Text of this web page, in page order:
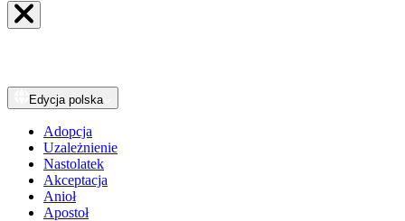
Edycja polska
Adopcja
Uzależnienie
Nastolatek
Akceptacja
Anioł
Apostoł